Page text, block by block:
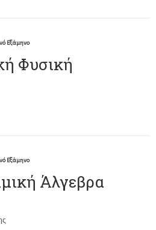
Εξάμηνο
Φυσική
Εξάμηνο
Άλγεβρα